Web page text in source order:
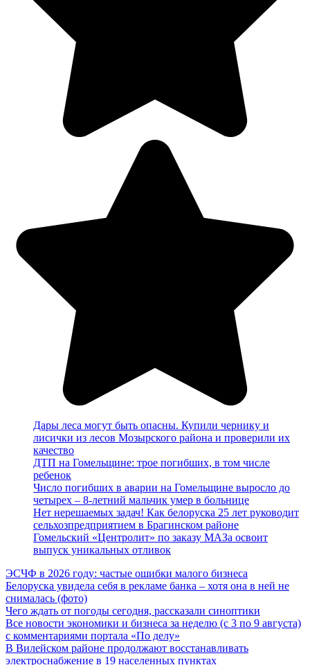
Дары леса могут быть опасны. Купили чернику и
лисички из лесов Мозырского района и проверили их
качество
ДТП на Гомельщине: трое погибших, в том числе
ребенок
Число погибших в аварии на Гомельщине выросло до
четырех – 8-летний мальчик умер в больнице
Нет нерешаемых задач! Как белоруска 25 лет руководит
сельхозпредприятием в Брагинском районе
Гомельский «Центролит» по заказу МАЗа освоит
выпуск уникальных отливок
ЭСЧФ в 2026 году: частые ошибки малого бизнеса
Белоруска увидела себя в рекламе банка – хотя она в ней не
снималась (фото)
Чего ждать от погоды сегодня, рассказали синоптики
Все новости экономики и бизнеса за неделю (с 3 по 9 августа)
с комментариями портала «По делу»
В Вилейском районе продолжают восстанавливать
электроснабжение в 19 населенных пунктах